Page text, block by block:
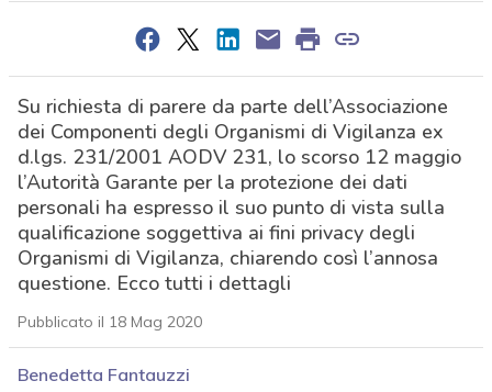
Su richiesta di parere da parte dell’Associazione
dei Componenti degli Organismi di Vigilanza ex
d.lgs. 231/2001 AODV 231, lo scorso 12 maggio
l’Autorità Garante per la protezione dei dati
personali ha espresso il suo punto di vista sulla
qualificazione soggettiva ai fini privacy degli
Organismi di Vigilanza, chiarendo così l’annosa
questione. Ecco tutti i dettagli
Pubblicato il 18 Mag 2020
Benedetta Fantauzzi